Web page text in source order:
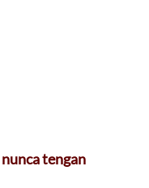
tengan